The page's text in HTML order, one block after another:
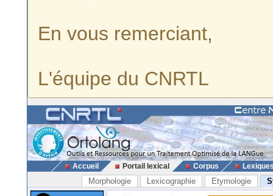
En vous remerciant,
L'équipe du CNRTL
Accueil Portail lexical Corpus
Morphologie Lexicographie Etymologie